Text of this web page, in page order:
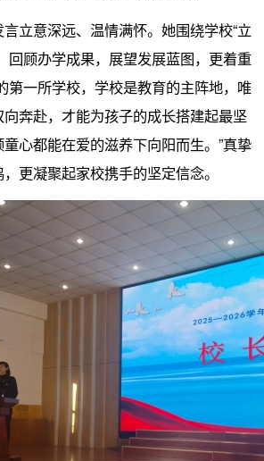
意深远、温情满怀。她围绕学校“立
回顾办学成果，展望发展蓝图，更着重
第一所学校，学校是教育的主阵地，唯
奔赴，才能为孩子的成长搭建起最坚
心都能在爱的滋养下向阳而生。”真挚
更凝聚起家校携手的坚定信念。